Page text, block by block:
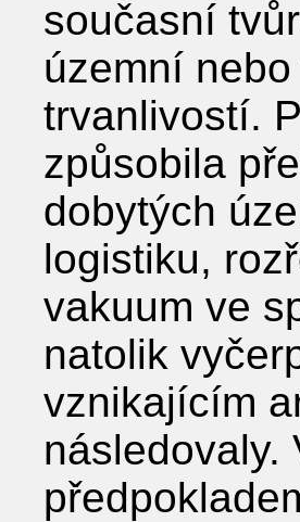
současní
územní
trvanlivostí.
způsobila
dobytých
logistiku,
vakuum ve
natolik
vznikajícím
následovaly.